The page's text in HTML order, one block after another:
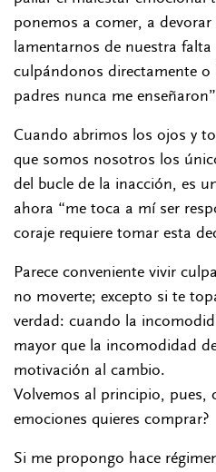
ponemos a comer, a
lamentarnos de nuestra
culpándonos directamente o
padres nunca me
Cuando abrimos los ojos y
que somos nosotros los
del bucle de la inacción, es
ahora “me toca a mí ser
coraje requiere tomar esta
Parece conveniente vivir
no moverte; excepto si te
verdad: cuando la
mayor que la incomodidad
motivación al cambio.
Volvemos al principio, pues,
emociones quieres comprar?
Si me propongo hace